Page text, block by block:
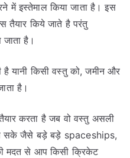
इस्तेमाल किया जाता है। इस
तैयार किये जाते है परंतु
है।
यानी किसी वस्तु को, जमीन और
है।
करता है जब वो वस्तु असली
जा सके जैसे बड़े बड़े spaceships,
मदत से आप किसी क्रिकेट